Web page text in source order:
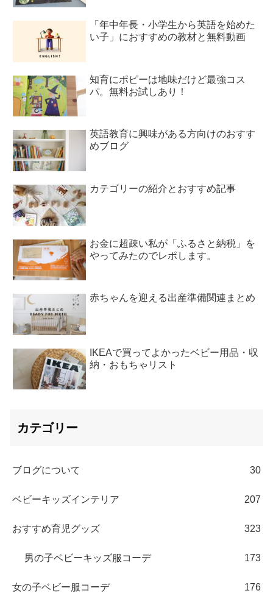
「年中年長・小学生から英語を始めた
い子」におすすめの教材と無料動画
知育にポピーは地味だけど最強コス
パ。無料お試しあり！
英語教育に興味がある方向けのおすす
めブログ
カテゴリーの紹介とおすすめ記事
お金に超疎い私が「ふるさと納税」を
やってみたのでレポします。
赤ちゃんを迎える出産準備関連まとめ
IKEAで買ってよかったベビー用品・収
納・おもちゃリスト
カテゴリー
ブログについて 30
ベビーキッズインテリア 207
おすすめ育児グッズ 323
男の子ベビーキッズ服コーデ 173
女の子ベビー服コーデ 176